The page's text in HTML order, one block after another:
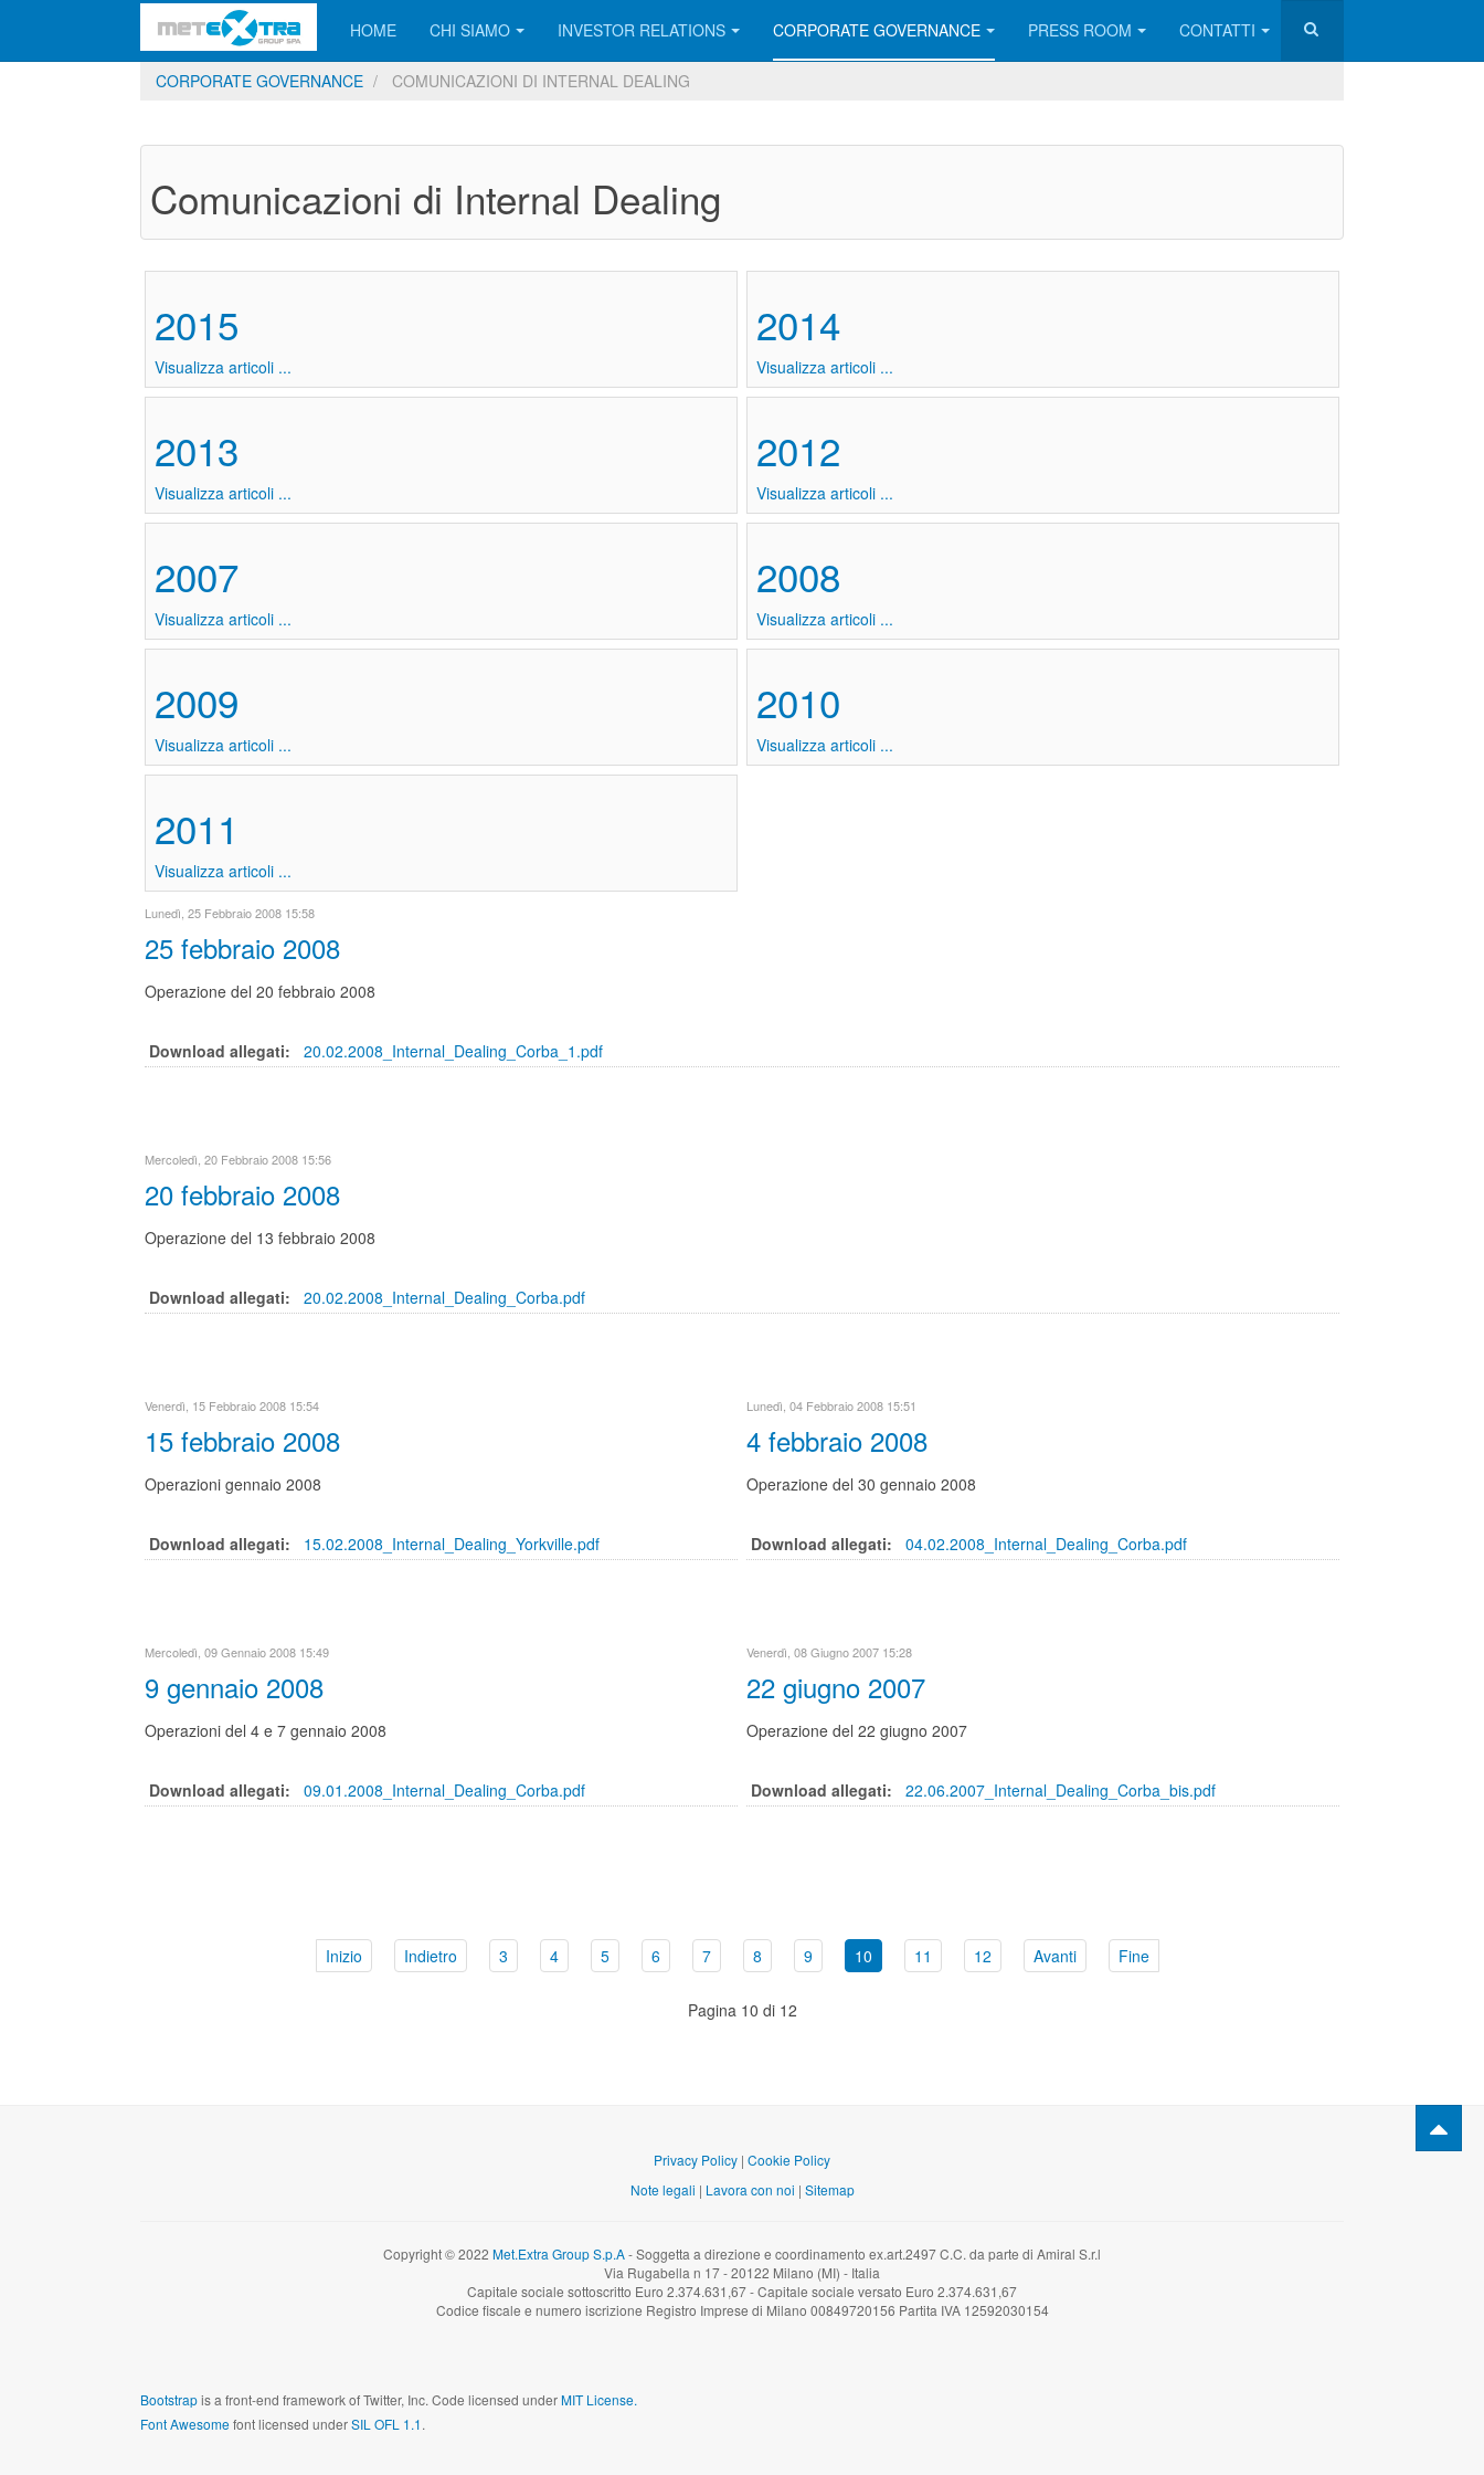
HOME CHI SIAMO INVESTOR RELATIONS CORPORATE GOVERNANCE PRESS ROOM CONTATTI
CORPORATE GOVERNANCE COMUNICAZIONI DI INTERNAL DEALING
Comunicazioni di Internal Dealing
2015
Visualizza articoli ...
2014
Visualizza articoli ...
2013
Visualizza articoli ...
2012
Visualizza articoli ...
2007
Visualizza articoli ...
2008
Visualizza articoli ...
2009
Visualizza articoli ...
2010
Visualizza articoli ...
2011
Visualizza articoli ...
Lunedì, 25 Febbraio 2008 15:58
25 febbraio 2008
Operazione del 20 febbraio 2008
Download allegati: 20.02.2008_Internal_Dealing_Corba_1.pdf
Mercoledì, 20 Febbraio 2008 15:56
20 febbraio 2008
Operazione del 13 febbraio 2008
Download allegati: 20.02.2008_Internal_Dealing_Corba.pdf
Venerdì, 15 Febbraio 2008 15:54
15 febbraio 2008
Operazioni gennaio 2008
Download allegati: 15.02.2008_Internal_Dealing_Yorkville.pdf
Lunedì, 04 Febbraio 2008 15:51
4 febbraio 2008
Operazione del 30 gennaio 2008
Download allegati: 04.02.2008_Internal_Dealing_Corba.pdf
Mercoledì, 09 Gennaio 2008 15:49
9 gennaio 2008
Operazioni del 4 e 7 gennaio 2008
Download allegati: 09.01.2008_Internal_Dealing_Corba.pdf
Venerdì, 08 Giugno 2007 15:28
22 giugno 2007
Operazione del 22 giugno 2007
Download allegati: 22.06.2007_Internal_Dealing_Corba_bis.pdf
Inizio Indietro 3 4 5 6 7 8 9 10 11 12 Avanti Fine
Pagina 10 di 12
Privacy Policy | Cookie Policy
Note legali | Lavora con noi | Sitemap
Copyright © 2022 Met.Extra Group S.p.A- Soggetta a direzione e coordinamento ex.art.2497 C.C. da parte di Amiral S.r.l
Via Rugabella n 17 - 20122 Milano (MI) - Italia
Capitale sociale sottoscritto Euro 2.374.631,67 - Capitale sociale versato Euro 2.374.631,67
Codice fiscale e numero iscrizione Registro Imprese di Milano 00849720156 Partita IVA 12592030154
Bootstrapis a front-end framework of Twitter, Inc. Code licensed underMIT License.
Font Awesomefont licensed underSIL OFL 1.1.